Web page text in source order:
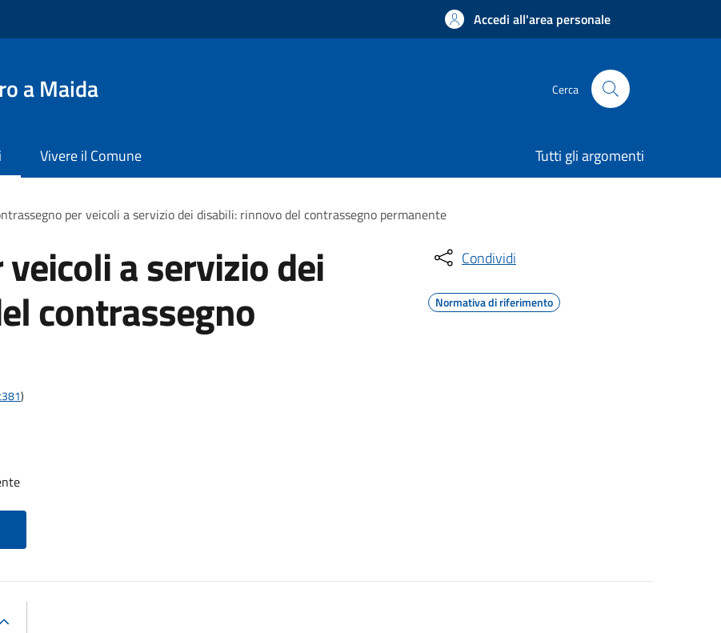
Accedi all'area personale
a Maida Cerca
Vivere il Comune Tutti gli argomenti
per veicoli a servizio dei disabili: rinnovo del contrassegno permanente
a servizio dei
contrassegno
)
Condividi
Normativa di riferimento